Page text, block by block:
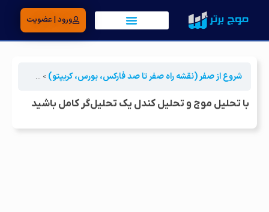
ورود | عضویت
شروع از صفر (نقشه راه صفر تا صد فارکس، بورس، کریپتو) جلسه اول |
با تحلیل موج و تحلیل کندل‌ یک تحلیل‌گر کامل باشید